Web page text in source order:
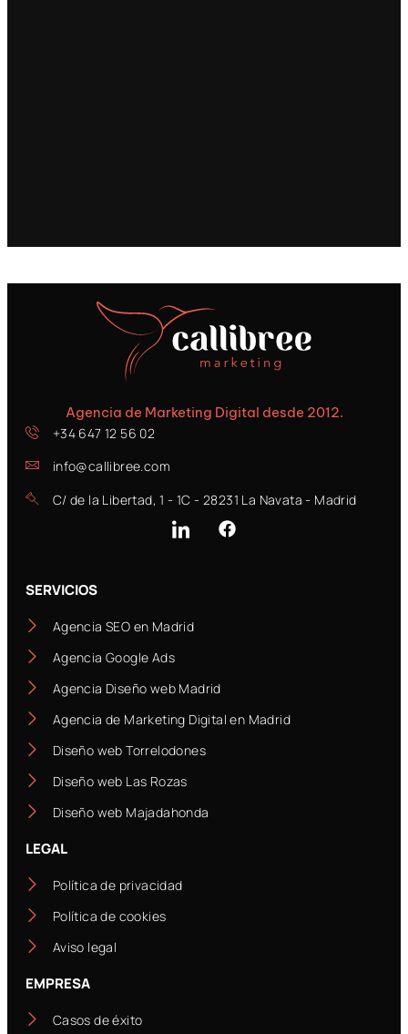
Agencia de Marketing Digital desde 2012.
+34 647 12 56 02
info@callibree.com
C/ de la Libertad, 1 - 1C - 28231 La Navata - Madrid
SERVICIOS
Agencia SEO en Madrid
Agencia Google Ads
Agencia Diseño web Madrid
Agencia de Marketing Digital en Madrid
Diseño web Torrelodones
Diseño web Las Rozas
Diseño web Majadahonda
LEGAL
Política de privacidad
Política de cookies
Aviso legal
EMPRESA
Casos de éxito